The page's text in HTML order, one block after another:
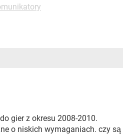
gier z okresu 2008-2010.
o niskich wymaganiach. czy są